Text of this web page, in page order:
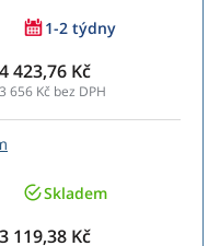
1-2 týdny
4 423,76 Kč
3 656 Kč bez DPH
Skladem
3 119,38 Kč